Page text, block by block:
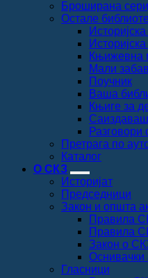
Броширана
Остале
Књижевна
Мали
Поучник
Ваша
Књиге за
Разговори
Претрага по
Каталог
О СКЗ
Историјат
Председници
Закон и општа
Правила
Правила
Закон о
Оснивачки
Гласници